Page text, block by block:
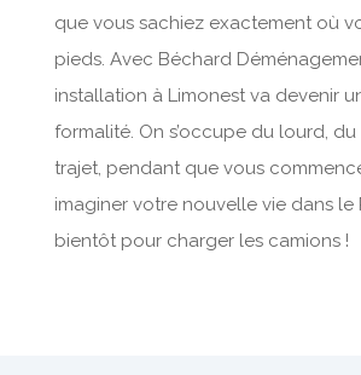
que vous sachiez exactement où
pieds. Avec Béchard
installation à Limonest va devenir
formalité. On s’occupe du lourd,
trajet, pendant que vous
imaginer votre nouvelle vie dans le
bientôt pour charger les camions !